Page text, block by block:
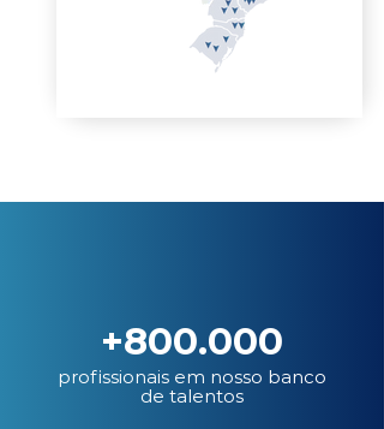
+800.000
profissionais em nosso banco
de talentos